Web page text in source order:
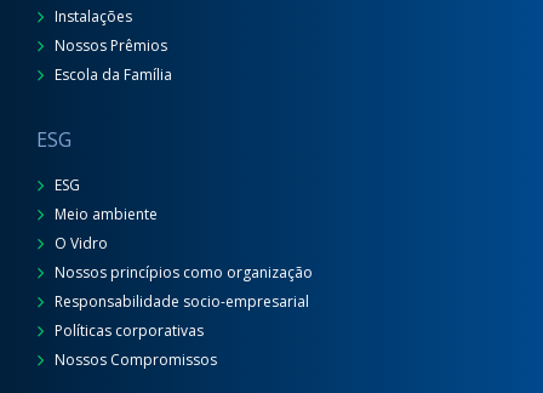
Instalações
Nossos Prêmios
Escola da Família
ESG
ESG
Meio ambiente
O Vidro
Nossos princípios como organização
Responsabilidade socio-empresarial
Políticas corporativas
Nossos Compromissos